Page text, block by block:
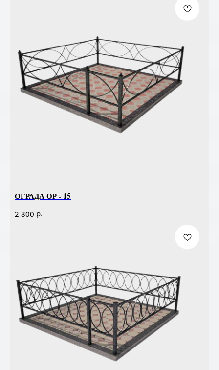
ОГРАДА ОР - 15
2 800 р.